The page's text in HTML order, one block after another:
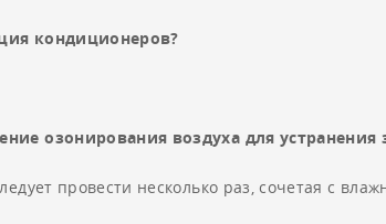
кондиционеров?
озонирования воздуха для
провести несколько раз, сочетая с